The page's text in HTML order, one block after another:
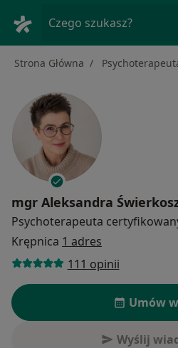
Czego szukasz?
Strona Główna
mgr Aleksandra
Psychoterapeuta
Krępnica 1 adres
111 opinii
Umów
Wyślij